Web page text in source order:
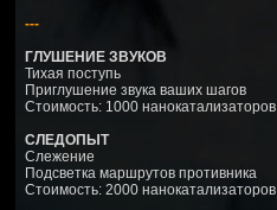
---
ГЛУШЕНИЕ ЗВУКОВ
Тихая поступь
Приглушение звука ваших шагов
Стоимость: 1000 нанокатализаторов
СЛЕДОПЫТ
Слежение
Подсветка маршрутов противника
Стоимость: 2000 нанокатализаторов